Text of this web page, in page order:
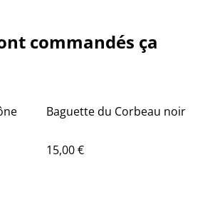
commandés ça
Baguette du Corbeau noir
15,00 €